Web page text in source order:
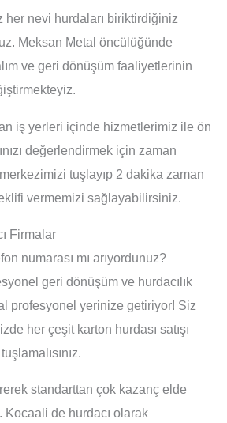
nevi hurdaları biriktirdiğiniz
Meksan Metal öncülüğünde
ve geri dönüşüm faaliyetlerinin
iş yerleri içinde hizmetlerimiz ile ön
değerlendirmek için zaman
tuşlayıp 2 dakika zaman
vermemizi sağlayabilirsiniz.
Firmalar
numarası mı arıyordunuz?
geri dönüşüm ve hurdacılık
profesyonel yerinize getiriyor! Siz
her çeşit karton hurdası satışı
standarttan çok kazanç elde
de hurdacı olarak